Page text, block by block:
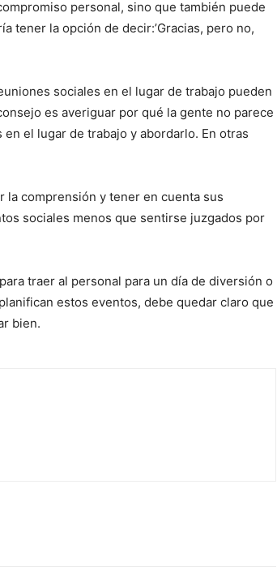
personal, sino que también puede
tener la opción de decir:’Gracias, pero no,
sociales en el lugar de trabajo pueden
es averiguar por qué la gente no parece
el lugar de trabajo y abordarlo. En otras
comprensión y tener en cuenta sus
sociales menos que sentirse juzgados por
traer al personal para un día de diversión o
estos eventos, debe quedar claro que
bien.